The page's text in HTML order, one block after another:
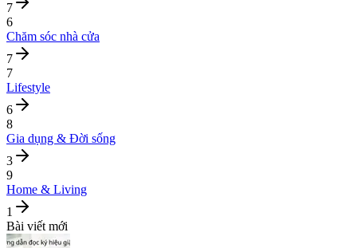
7
6
Chăm sóc nhà cửa
7
7
Lifestyle
6
8
Gia dụng & Đời sống
3
9
Home & Living
1
Bài viết mới